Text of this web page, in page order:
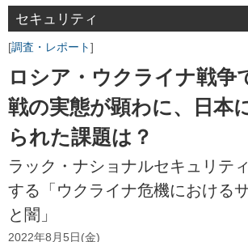
セキュリティ
調査・レポート
ロシア・ウクライナ戦争
戦の実態が顕わに、日本
られた課題は？
ラック・ナショナルセキュリテ
する「ウクライナ危機における
と闇」
2022年8月5日(金)